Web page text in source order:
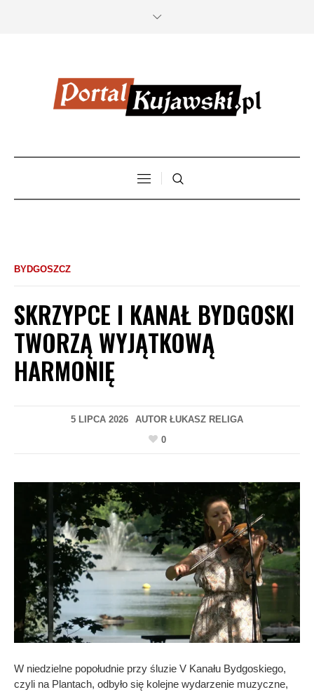
BYDGOSZCZ
SKRZYPCE I KANAŁ BYDGOSKI
TWORZĄ WYJĄTKOWĄ
HARMONIĘ
5 LIPCA 2026 AUTOR ŁUKASZ RELIGA
0
W niedzielne popołudnie przy śluzie V Kanału Bydgoskiego,
czyli na Plantach, odbyło się kolejne wydarzenie muzyczne,